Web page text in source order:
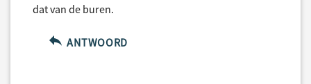
dat van de buren.
ANTWOORD